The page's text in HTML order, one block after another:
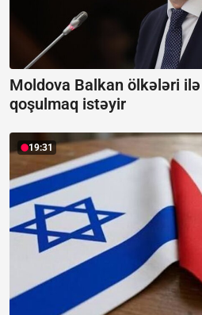
Moldova Balkan ölkələri
qoşulmaq istəyir
19:31